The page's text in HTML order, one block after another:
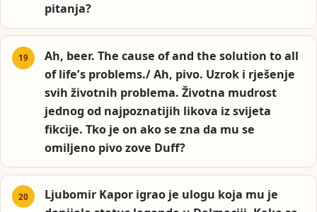
pitanja?
Ah, beer. The cause of and the solution to all
of life’s problems./ Ah, pivo. Uzrok i rješenje
svih životnih problema. Životna mudrost
jednog od najpoznatijih likova iz svijeta
fikcije. Tko je on ako se zna da mu se
omiljeno pivo zove Duff?
Ljubomir Kapor igrao je ulogu koja mu je